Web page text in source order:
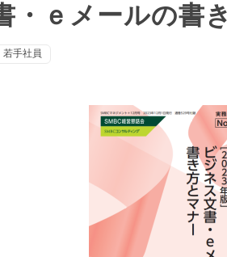
・ｅメールの書
若手社員